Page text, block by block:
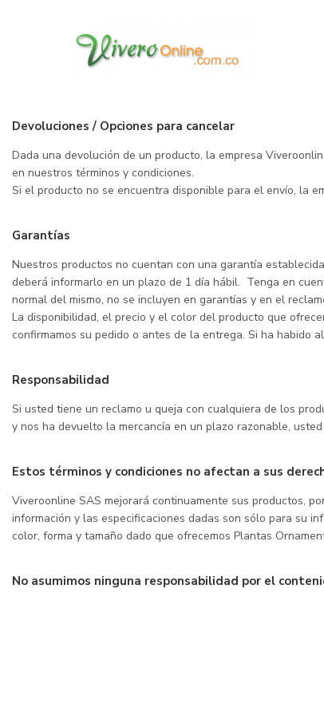
Riesgos y propiedad
El riesgo de daño o pérdida de los productos será su
Devoluciones / Opciones para cancelar
Dada una devolución de un producto, la empresa
en nuestros términos y condiciones.
Si el producto no se encuentra disponible para el envío, la
Garantías
Nuestros productos no cuentan con una garantía
deberá informarlo en un plazo de 1 día hábil. Tenga en
normal del mismo, no se incluyen en garantías y en el
La disponibilidad, el precio y el color del producto que
confirmamos su pedido o antes de la entrega. Si ha habido
Responsabilidad
Si usted tiene un reclamo u queja con cualquiera de los
y nos ha devuelto la mercancía en un plazo razonable,
Estos términos y condiciones no afectan a sus
Viveroonline SAS mejorará continuamente sus productos,
información y las especificaciones dadas son sólo para su
color, forma y tamaño dado que ofrecemos Plantas
No asumimos ninguna responsabilidad por el